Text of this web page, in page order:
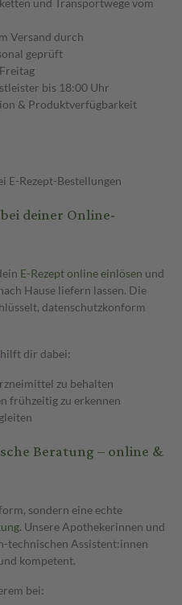
Versand durch
geprüft
bis 18:00 Uhr
& Produktverfügbarkeit
E-Rezept-Bestellungen
deiner Online-
E-Rezept online einlösen und
Hause liefern lassen. Die
datenschutzkonform
hilft dir dabei:
zu behalten
frühzeitig zu erkennen
Beratung – online &
sondern eine echte
. Unsere Apothekerinnen und
technischen Assistent:innen
kompetent.
bei: